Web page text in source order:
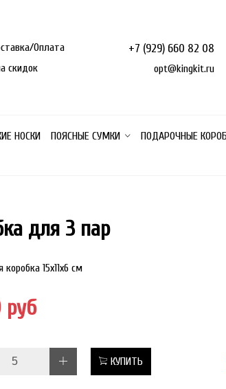
Оплата
скидок
+7 (929) 660 82 08
opt@kingkit.ru
НОСКИ ПОЯСНЫЕ СУМКИ
ПОДАРОЧНЫЕ
для 3 пар
15х11х6 см
руб
КУПИТЬ